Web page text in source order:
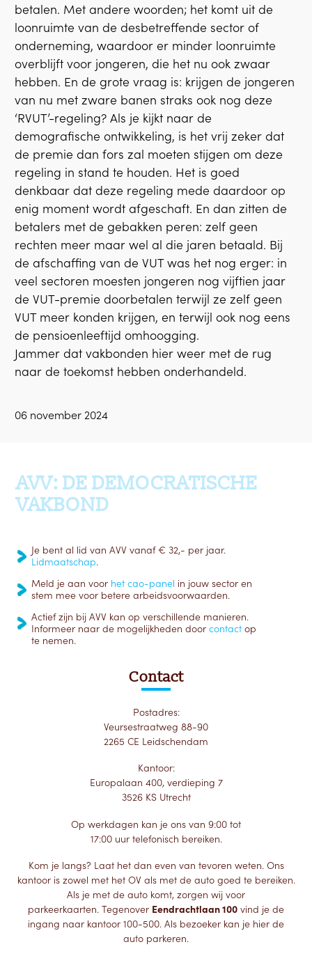
betalen. Met andere woorden; het komt uit de
loonruimte van de desbetreffende sector of
onderneming, waardoor er minder loonruimte
overblijft voor jongeren, die het nu ook zwaar
hebben. En de grote vraag is: krijgen de jongeren
van nu met zware banen straks ook nog deze
‘RVUT’-regeling? Als je kijkt naar de
demografische ontwikkeling, is het vrij zeker dat
de premie dan fors zal moeten stijgen om deze
regeling in stand te houden. Het is goed
denkbaar dat deze regeling mede daardoor op
enig moment wordt afgeschaft. En dan zitten de
betalers met de gebakken peren: zelf geen
rechten meer maar wel al die jaren betaald. Bij
de afschaffing van de VUT was het nog erger: in
veel sectoren moesten jongeren nog vijftien jaar
de VUT-premie doorbetalen terwijl ze zelf geen
VUT meer konden krijgen, en terwijl ook nog eens
de pensioenleeftijd omhoogging.
Jammer dat vakbonden hier weer met de rug
naar de toekomst hebben onderhandeld.
06 november 2024
AVV: DE DEMOCRATISCHE
VAKBOND
Je bent al lid van AVV vanaf € 32,- per jaar.
Lidmaatschap.
Meld je aan voor het cao-panel in jouw sector en
stem mee voor betere arbeidsvoorwaarden.
Actief zijn bij AVV kan op verschillende manieren.
Informeer naar de mogelijkheden door contact op
te nemen.
Contact
Postadres:
Veursestraatweg 88-90
2265 CE Leidschendam
Kantoor:
Europalaan 400, verdieping 7
3526 KS Utrecht
Op werkdagen kan je ons van 9:00 tot
17:00 uur telefonisch bereiken.
Kom je langs? Laat het dan even van tevoren weten. Ons
kantoor is zowel met het OV als met de auto goed te bereiken.
Als je met de auto komt, zorgen wij voor
parkeerkaarten. Tegenover Eendrachtlaan 100 vind je de
ingang naar kantoor 100-500. Als bezoeker kan je hier de
auto parkeren.